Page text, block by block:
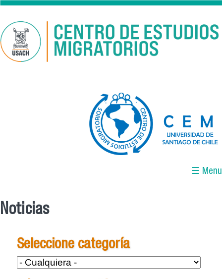
Pasar al contenido principal
☰ Menu
Noticias
Seleccione categoría